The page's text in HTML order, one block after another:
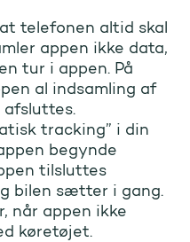
telefonen altid skal
appen ikke data,
tur i appen. På
al indsamling af
afsluttes.
tracking” i din
begynde
tilsluttes
bilen sætter i gang.
når appen ikke
køretøjet.